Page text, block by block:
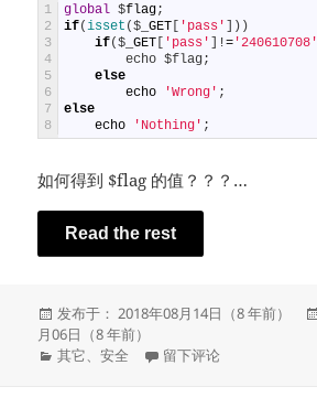
1
2
3
4
5
6
7
8
global $flag;
if(isset ($ _GET [ 'pass' ] ) )
if($ _GET [ 'pass' ] != '240610708'
echo $flag;
else
echo
'Wrong' ;
else
echo
'Nothing' ;
如何得到 $flag 的值？？？…
Read the rest
发
布
于
发布于： 2018年08月14日（8 年前）
月06日（8 年前）
分
其它、安全 于PHP md5() 大坑
留下评论